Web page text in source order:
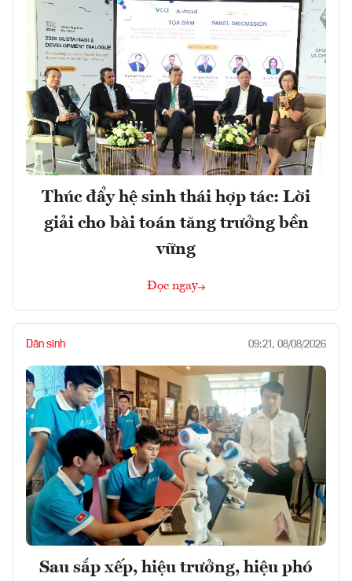
Thúc đẩy hệ sinh thái hợp tác: Lời
giải cho bài toán tăng trưởng bền
vững
Đọc ngay
Dân sinh 09:21, 08/08/2026
Sau sắp xếp, hiệu trưởng, hiệu phó